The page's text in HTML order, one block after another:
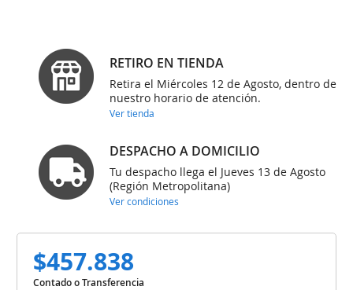
RETIRO EN TIENDA
Retira el Miércoles 12 de Agosto, dentro de
nuestro horario de atención.
Ver tienda
DESPACHO A DOMICILIO
Tu despacho llega el Jueves 13 de Agosto
(Región Metropolitana)
Ver condiciones
$457.838
Contado o Transferencia